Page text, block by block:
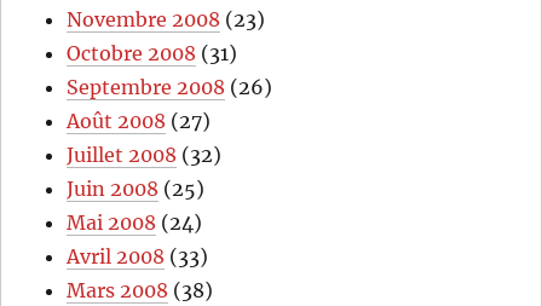
Novembre 2008 (23)
Octobre 2008 (31)
Septembre 2008 (26)
Août 2008 (27)
Juillet 2008 (32)
Juin 2008 (25)
Mai 2008 (24)
Avril 2008 (33)
Mars 2008 (38)